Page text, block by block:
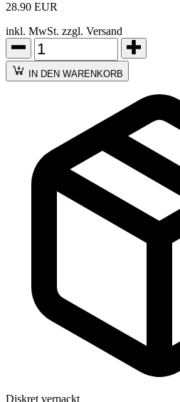
28.90 EUR
inkl. MwSt. zzgl. Versand
IN DEN WARENKORB
Diskret verpackt